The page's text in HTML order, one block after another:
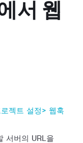
서 웹
로젝트 설정> 웹훅
서버의 URL을